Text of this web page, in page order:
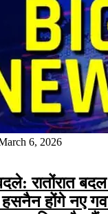
6, 2026
रातोंरात
होंगे नए